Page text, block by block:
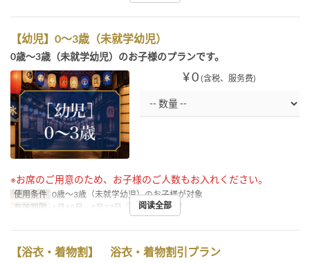
【幼児】0～3歳（未就学幼児）
0歳～3歳（未就学幼児）のお子様のプランです。
¥ 0 (含税、服务费)
※お席のご用意のため、お子様のご人数もお入れください。
使用条件 0歳～3歳（未就学幼児）のお子様が対象
有效期限
6月18日 ~ 9月27日 进餐时间 晚餐
阅读全部
【浴衣・着物割】 浴衣・着物割引プラン